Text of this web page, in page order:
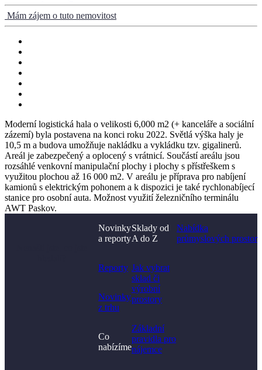
Mám zájem o tuto nemovitost
Moderní logistická hala o velikosti 6,000 m2 (+ kanceláře a sociální
zázemí) byla postavena na konci roku 2022. Světlá výška haly je
10,5 m a budova umožňuje nakládku a vykládku tzv. gigalinerů.
Areál je zabezpečený a oplocený s vrátnicí. Součástí areálu jsou
rozsáhlé venkovní manipulační plochy i plochy s přístřeškem s
využitou plochou až 16 000 m2. V areálu je příprava pro nabíjení
kamionů s elektrickým pohonem a k dispozici je také rychlonabíjecí
stanice pro osobní auta. Možnost využití železničního terminálu
AWT Paskov.
Novinky
a reporty
Reporty
Novinky
z trhu
Co
nabízíme
Sklady od
A do Z
Jak vybrat
sklad či
výrobní
prostory​
Základní
pravidla pro
nájemce
Nabídka
průmyslových prostor